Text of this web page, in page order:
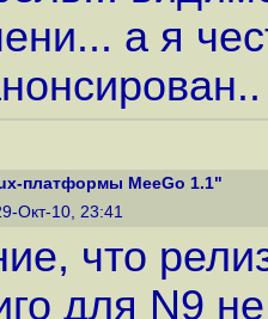
а я
платформы MeeGo 1.1"
Окт-10, 23:41
что
для N9